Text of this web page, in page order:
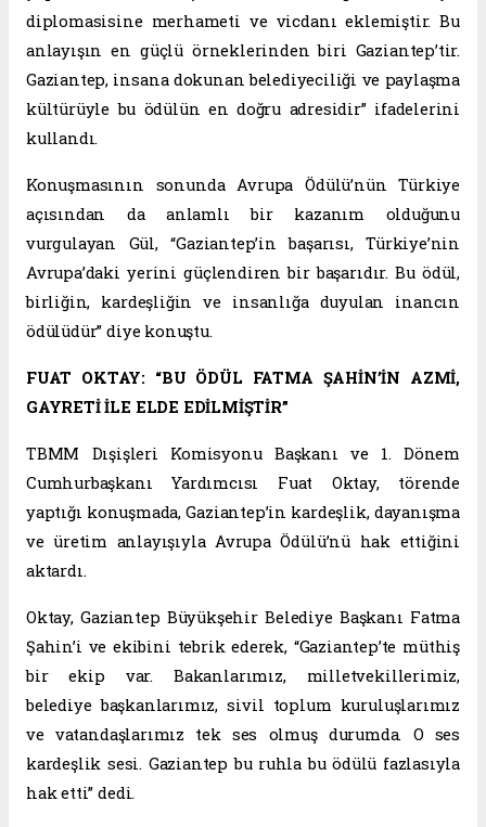
diplomasisine merhameti ve vicdanı eklemiştir. Bu
anlayışın en güçlü örneklerinden biri Gaziantep’tir.
Gaziantep, insana dokunan belediyeciliği ve paylaşma
kültürüyle bu ödülün en doğru adresidir” ifadelerini
kullandı.
Konuşmasının sonunda Avrupa Ödülü’nün Türkiye
açısından da anlamlı bir kazanım olduğunu
vurgulayan Gül, “Gaziantep’in başarısı, Türkiye’nin
Avrupa’daki yerini güçlendiren bir başarıdır. Bu ödül,
birliğin, kardeşliğin ve insanlığa duyulan inancın
ödülüdür” diye konuştu.
FUAT OKTAY: “BU ÖDÜL FATMA ŞAHİN’İN AZMİ,
GAYRETİ İLE ELDE EDİLMİŞTİR”
TBMM Dışişleri Komisyonu Başkanı ve 1. Dönem
Cumhurbaşkanı Yardımcısı Fuat Oktay, törende
yaptığı konuşmada, Gaziantep’in kardeşlik, dayanışma
ve üretim anlayışıyla Avrupa Ödülü’nü hak ettiğini
aktardı.
Oktay, Gaziantep Büyükşehir Belediye Başkanı Fatma
Şahin’i ve ekibini tebrik ederek, “Gaziantep’te müthiş
bir ekip var. Bakanlarımız, milletvekillerimiz,
belediye başkanlarımız, sivil toplum kuruluşlarımız
ve vatandaşlarımız tek ses olmuş durumda. O ses
kardeşlik sesi. Gaziantep bu ruhla bu ödülü fazlasıyla
hak etti” dedi.